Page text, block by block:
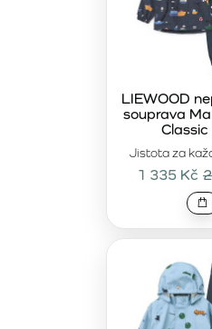
Jistota za
LIEWOOD
souprava
1 335 Kč